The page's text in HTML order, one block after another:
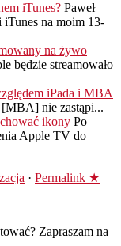
iTunes? Paweł
na moim 13-
na żywo
będzie streamowało
iPada i MBA
nie zastąpi...
ikony Po
Apple TV do
· Permalink ★
Zapraszam na